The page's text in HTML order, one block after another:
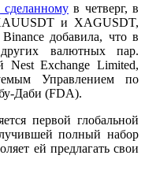
сделанному в четверг, в
и XAGUSDT,
добавила, что в
валютных пар.
Nest Exchange Limited,
Управлением по
Даби (FDA).
первой глобальной
полный набор
ей предлагать свои